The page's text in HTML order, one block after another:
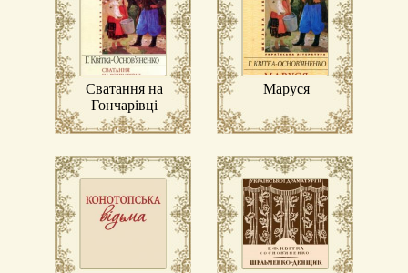
Сватання на
Гончарівці
Маруся